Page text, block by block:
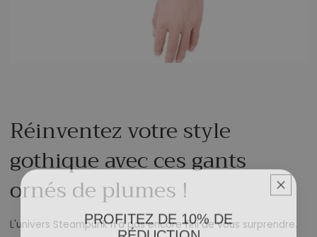
Réinventez votre style
gothique avec ces gants
ornés de plumes !
L'univers Steampunk n'a pas encore fini de vous surprendre.
PROFITEZ DE 10% DE
RÉDUCTION